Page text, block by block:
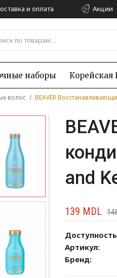
и оплата Акции
наборы Корейская
волос / BEAVER
and
139 MDL
Артикул:
Бренд: